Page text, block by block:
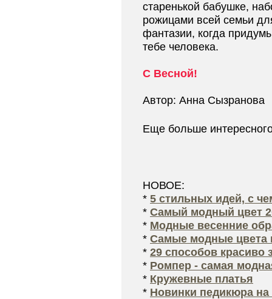
старенькой бабушке,
рожицами всей семьи
фантазии, когда
тебе человека.
С Весной!
Автор: Анна Сызранова
Еще больше
НОВОЕ:
* 5 стильных идей, с
* Самый модный цвет
* Модные весенние
* Самые модные цвета
* 29 способов красиво
* Ромпер - самая
* Кружевные платья
* Новинки педикюра